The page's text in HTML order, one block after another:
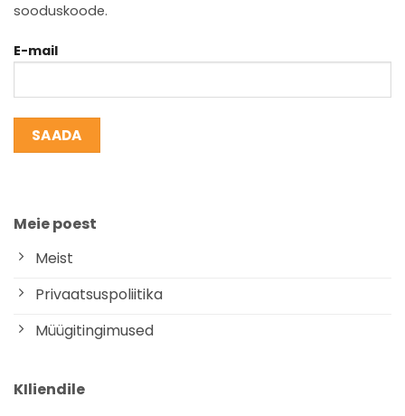
sooduskoode.
E-mail
KIliendile
Meie poest
Meist
Privaatsuspoliitika
Müügitingimused